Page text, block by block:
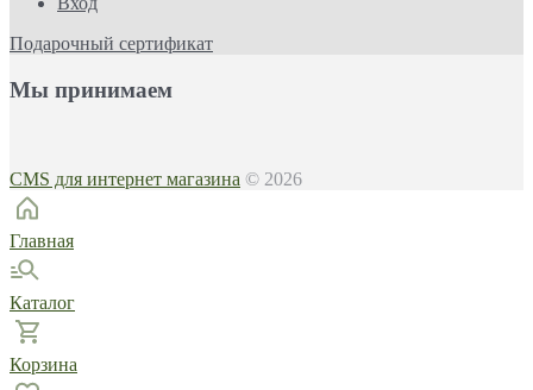
Подарочный сертификат
Мы принимаем
CMS для интернет магазина © 2026
Главная
Каталог
Корзина